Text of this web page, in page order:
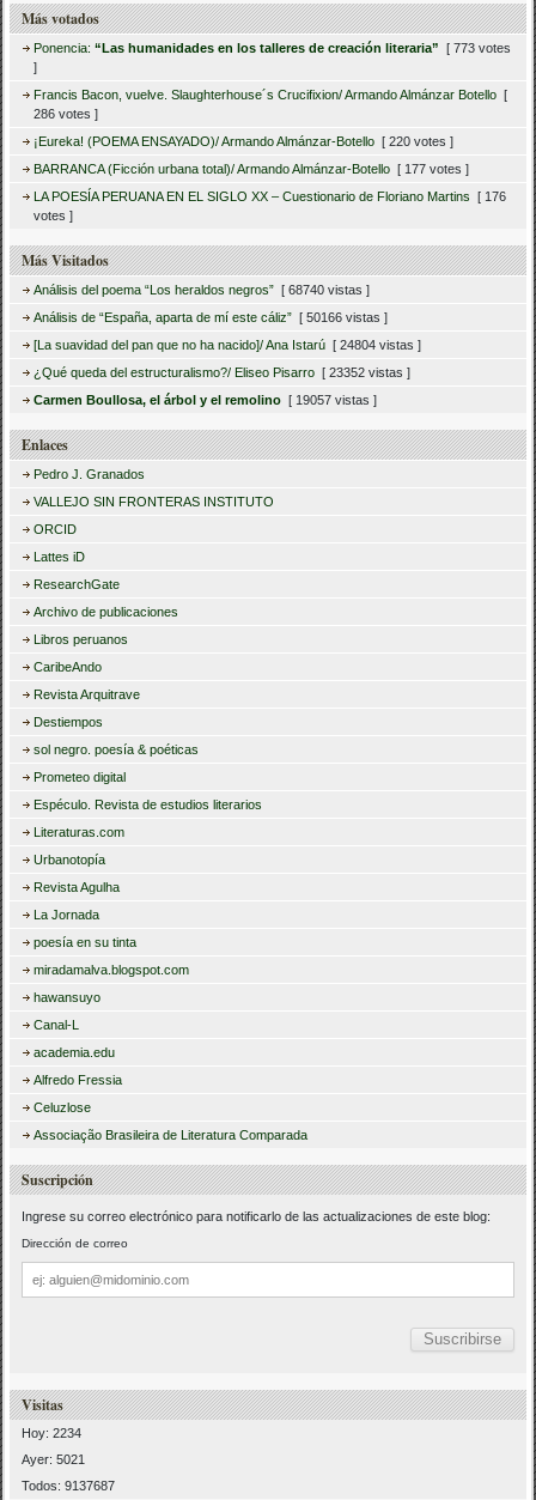
Más votados
Ponencia:“Las humanidades en los talleres de creación literaria”
[ 773 votes
]
Francis Bacon, vuelve. Slaughterhouse´s Crucifixion/ Armando Almánzar Botello [
286 votes ]
¡Eureka! (POEMA ENSAYADO)/ Armando Almánzar-Botello [ 220 votes ]
BARRANCA (Ficción urbana total)/ Armando Almánzar-Botello [ 177 votes ]
LA POESÍA PERUANA EN EL SIGLO XX – Cuestionario de Floriano Martins
[ 176
votes ]
Más Visitados
Análisis del poema “Los heraldos negros” [ 68740 vistas ]
Análisis de “España, aparta de mí este cáliz” [ 50166 vistas ]
[La suavidad del pan que no ha nacido]/ Ana Istarú [ 24804 vistas ]
¿Qué queda del estructuralismo?/ Eliseo Pisarro [ 23352 vistas ]
Carmen Boullosa, el árbol y el remolino [ 19057 vistas ]
Enlaces
Pedro J. Granados
VALLEJO SIN FRONTERAS INSTITUTO
ORCID
Lattes iD
ResearchGate
Archivo de publicaciones
Libros peruanos
CaribeAndo
Revista Arquitrave
Destiempos
sol negro. poesía & poéticas
Prometeo digital
Espéculo. Revista de estudios literarios
Literaturas.com
Urbanotopía
Revista Agulha
La Jornada
poesía en su tinta
miradamalva.blogspot.com
hawansuyo
Canal-L
academia.edu
Alfredo Fressia
Celuzlose
Associação Brasileira de Literatura Comparada
Suscripción
Ingrese su correo electrónico para notificarlo de las actualizaciones de este blog:
Dirección de correo
Dirección
de
correo
Visitas
Hoy: 2234
Ayer: 5021
Todos: 9137687